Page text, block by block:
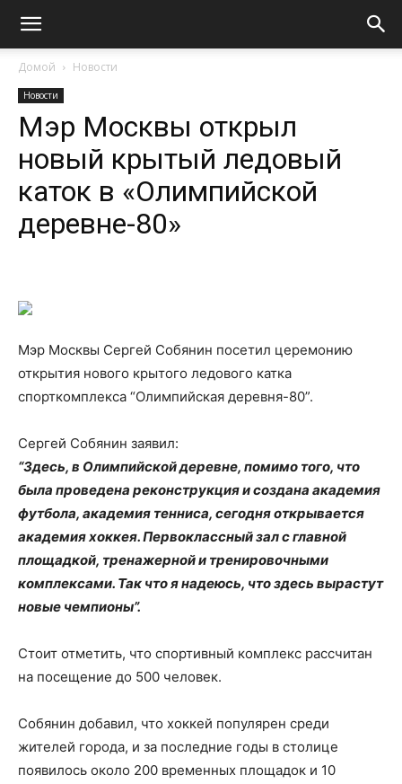
Домой Новости
Новости
Мэр Москвы открыл
новый крытый ледовый
каток в «Олимпийской
деревне-80»
Мэр Москвы Сергей Собянин посетил церемонию
открытия нового крытого ледового катка
спорткомплекса “Олимпийская деревня-80”.
Сергей Собянин заявил:
“Здесь, в Олимпийской деревне, помимо того, что
была проведена реконструкция и создана академия
футбола, академия тенниса, сегодня открывается
академия хоккея. Первоклассный зал с главной
площадкой, тренажерной и тренировочными
комплексами. Так что я надеюсь, что здесь вырастут
новые чемпионы”.
Стоит отметить, что спортивный комплекс рассчитан
на посещение до 500 человек.
Собянин добавил, что хоккей популярен среди
жителей города, и за последние годы в столице
появилось около 200 временных площадок и 10